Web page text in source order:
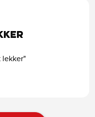
lekker"